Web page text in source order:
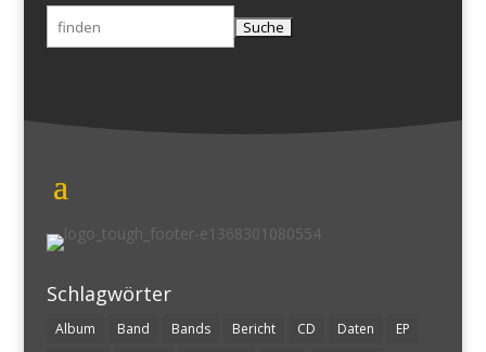
Suchen
nach:
Schlagwörter
Album Band Bands Bericht CD Daten
EP